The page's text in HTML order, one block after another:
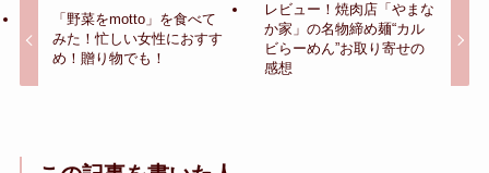
「野菜をmotto」を食べて
みた！忙しい女性におすす
め！贈り物でも！
レビュー！焼肉店「やまな
か家」の名物締め麺“カル
ビらーめん”お取り寄せの
感想